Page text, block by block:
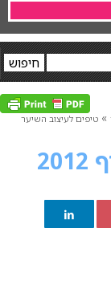
» טיפים לעיצוב השיער